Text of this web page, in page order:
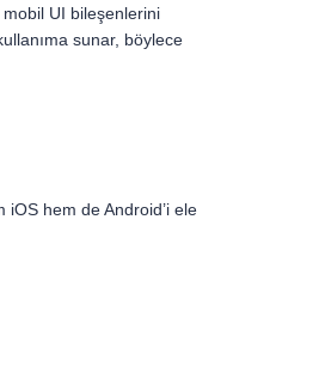
mobil UI bileşenlerini
sunar, böylece
hem de Android’i ele